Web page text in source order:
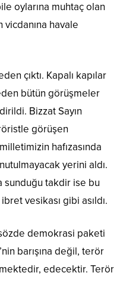
oylarına muhtaç olan
havale
çıktı. Kapalı kapılar
bütün görüşmeler
Bizzat Sayın
görüşen
hafızasında
yerini aldı.
sunduğu takdir ise bu
vesikası gibi asıldı.
demokrasi paketi
barışına değil, terör
edecektir. Terör